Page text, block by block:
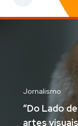
Jornalismo
“Do Lado
artes